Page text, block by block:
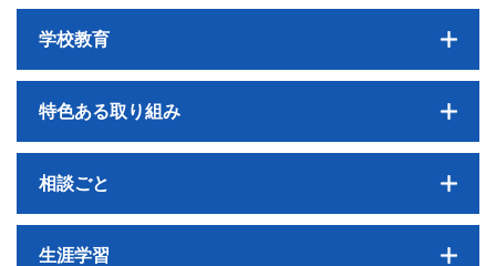
学校教育
特色ある取り組み
相談ごと
生涯学習